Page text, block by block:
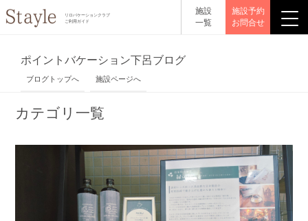
リロバケーションクラブ
ご利用ガイド
施設
一覧
施設予約
お問合せ
ポイントバケーション下呂ブログ
ブログトップへ 施設ページへ
カテゴリ一覧